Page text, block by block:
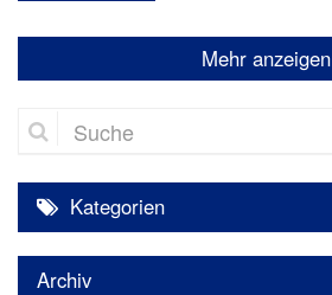
Mehr anzeigen
Suche
Kategorien
Archiv